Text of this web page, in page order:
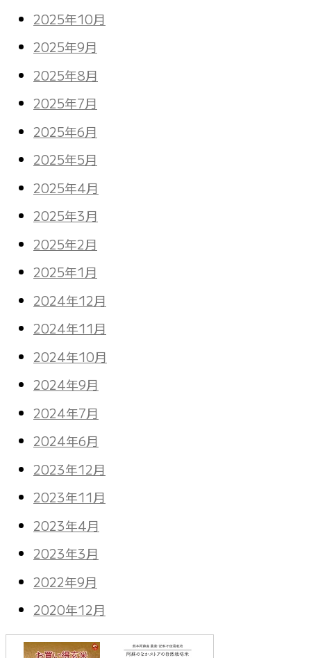
2025年10月
2025年9月
2025年8月
2025年7月
2025年6月
2025年5月
2025年4月
2025年3月
2025年2月
2025年1月
2024年12月
2024年11月
2024年10月
2024年9月
2024年7月
2024年6月
2023年12月
2023年11月
2023年4月
2023年3月
2022年9月
2020年12月